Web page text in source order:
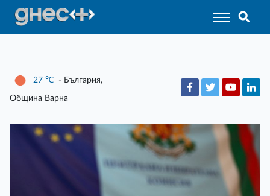
27 ℃ - България,
Община Варна